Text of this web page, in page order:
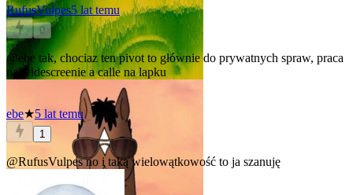
RufusVulpes5 lat temu
0
@ebe tak, chociaz ten pivot to głównie do prywatnych spraw, praca
na widescreenie a calle na lapku
ebe★5 lat temu
1
@RufusVulpesno i taką wielowątkowość to ja szanuję